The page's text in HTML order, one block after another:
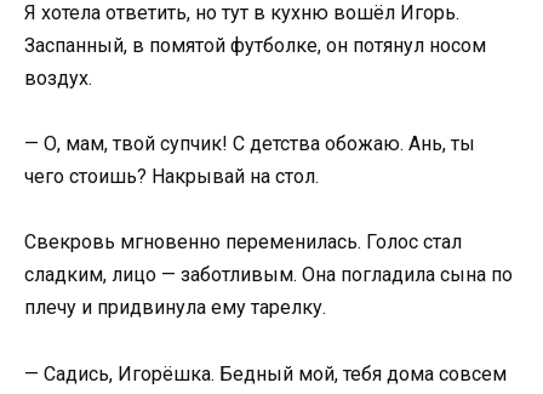
Я хотела ответить, но тут в кухню вошёл Игорь.
Заспанный, в помятой футболке, он потянул носом
воздух.
— О, мам, твой супчик! С детства обожаю. Ань, ты
чего стоишь? Накрывай на стол.
Свекровь мгновенно переменилась. Голос стал
сладким, лицо — заботливым. Она погладила сына по
плечу и придвинула ему тарелку.
— Садись, Игорёшка. Бедный мой, тебя дома совсем